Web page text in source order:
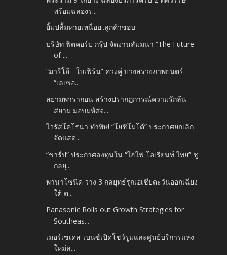
พร้อมฉลองร...
ยิ้มปลื้มหายเหนื่อย..ลูกค้าชอบ
บริษัท ฟิตคอร์ป กรุ๊ป จัดงานสัมมนา “The Future
of ...
“มาริโอ้ - ใบเฟิร์น” ควงคู่ บวงสรวงภาพยนตร์
“เลเซอ...
สยามพารากอน สร้างปรากฏการณ์ความรักล้น
สยาม มอบมหัศจ...
ไวรัสโคโรนา ทำพิษ! “โยชิโมโต้” ประกาศยกเลิก
จัดแสด...
“ชาร์ป”​ ประกาศลงทุนใน “ไฮไฟ โอเรียนท์ ไทย” ชู
กลยุ...
พานาโซนิค วาง 3 กลยุทธ์รุกเอเชียตะวันออกเฉียง
ใต้ ต...
Panasonic Rolls out Growth Strategies for
Southeas...
เมอร์เซเดส-เบนซ์เปิดโชว์รูมและศูนย์บริการแห่ง
ใหม่ล...